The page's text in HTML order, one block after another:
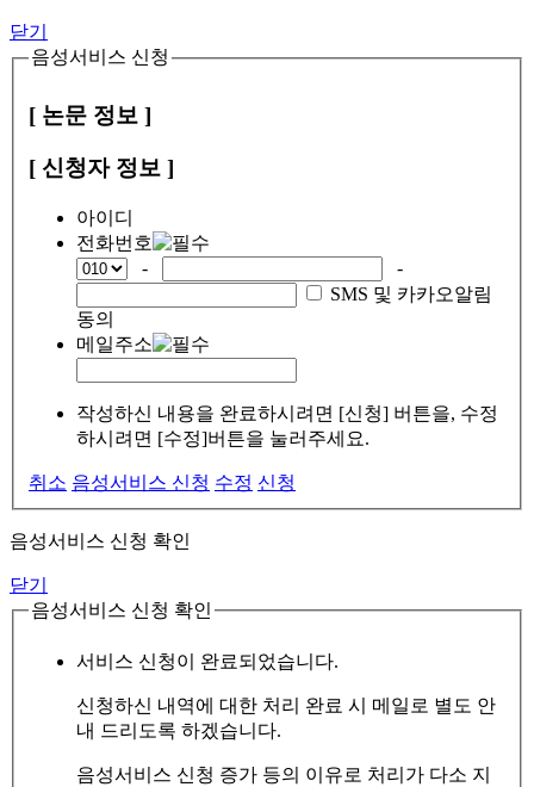
닫기
음성서비스 신청
[ 논문 정보 ]
[ 신청자 정보 ]
아이디
전화번호
-
-
SMS 및 카카오알림
동의
메일주소
작성하신 내용을 완료하시려면 [신청] 버튼을, 수정
하시려면 [수정]버튼을 눌러주세요.
취소 음성서비스 신청 수정 신청
음성서비스 신청 확인
닫기
음성서비스 신청 확인
서비스 신청이 완료되었습니다.
신청하신 내역에 대한 처리 완료 시 메일로 별도 안
내 드리도록 하겠습니다.
음성서비스 신청 증가 등의 이유로 처리가 다소 지